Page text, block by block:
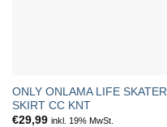
ONLY ONLAMA LIFE SKATER
SKIRT CC KNT
€29,99 inkl. 19% MwSt.